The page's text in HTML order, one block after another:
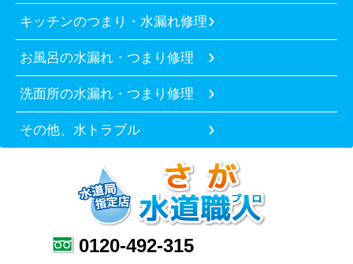
キッチンのつまり・水漏れ修理
お風呂の水漏れ・つまり修理
洗面所の水漏れ・つまり修理
その他、水トラブル
0120-492-315